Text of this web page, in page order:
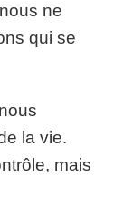
ne
qui se
la vie.
mais